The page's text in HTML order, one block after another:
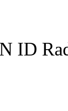
ID